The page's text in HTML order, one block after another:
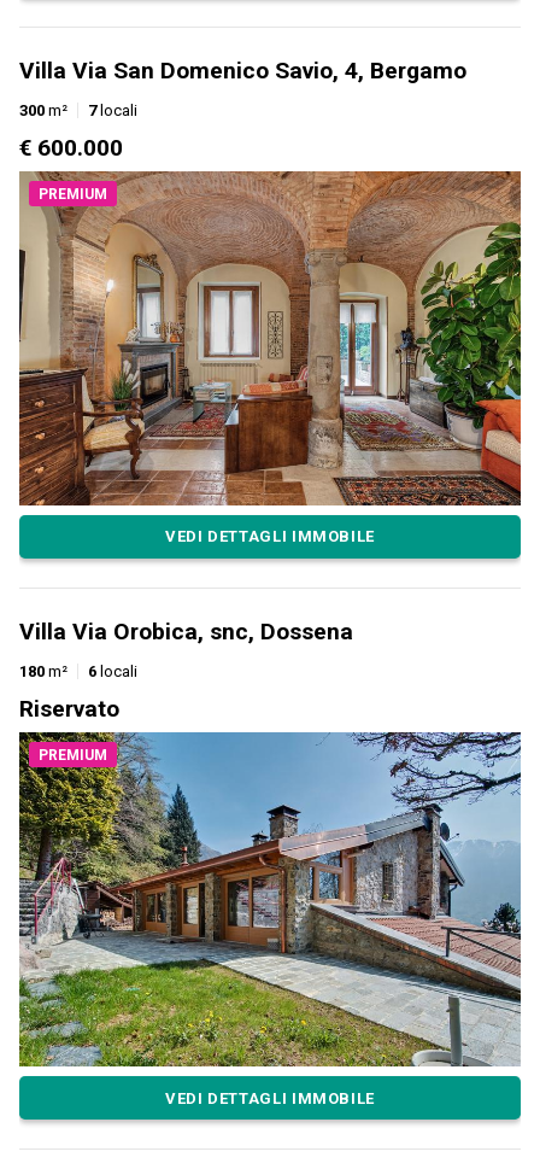
Villa Via San Domenico Savio, 4, Bergamo
300 m² 7locali
€ 600.000
PREMIUM
VEDI DETTAGLI IMMOBILE
Villa Via Orobica, snc, Dossena
180 m² 6 locali
Riservato
PREMIUM
VEDI DETTAGLI IMMOBILE